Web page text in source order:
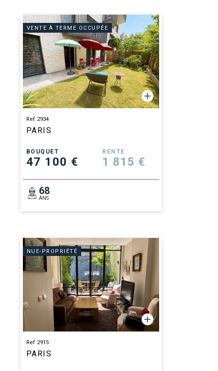
VENTE À TERME OCCUPÉE
Ref 2934
PARIS
BOUQUET
47 100 €
RENTE
1 815 €
68
ANS
NUE-PROPRIÉTÉ
Ref 2915
PARIS